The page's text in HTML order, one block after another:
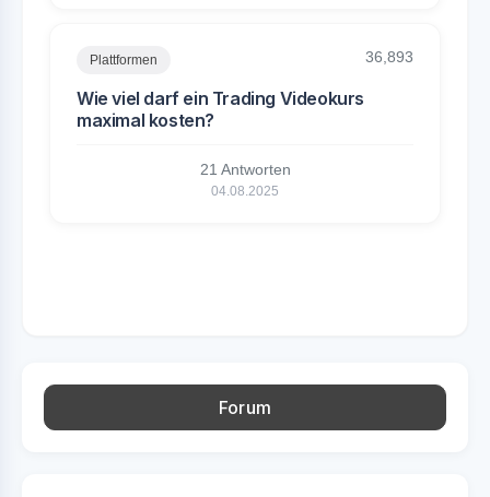
Plattformen 36,893
Wie viel darf ein Trading Videokurs
maximal kosten?
21 Antworten
04.08.2025
Forum